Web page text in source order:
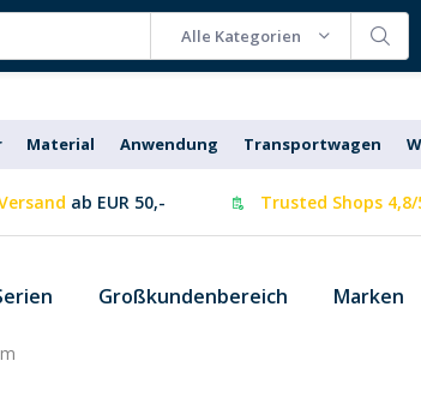
Alle Kategorien
Material Anwendung Transportwagen
ab EUR 50,- Trusted Shops 4,8/
Großkundenbereich Marken